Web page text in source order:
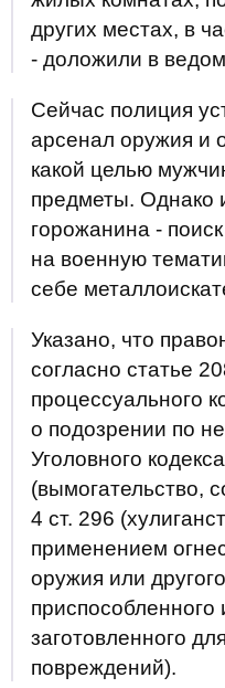
других местах, в
- доложили в
Сейчас полиция
арсенал оружия и
какой целью
предметы. Однако
горожанина -
на военную
себе
Указано, что
согласно статье
процессуального
о подозрении по
Уголовного
(вымогательство,
4 ст. 296
применением
оружия или
приспособленного
заготовленного
повреждений).